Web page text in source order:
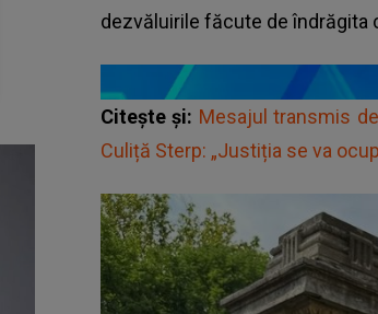
dezvăluirile făcute de îndrăgita
Citește și: Mesajul transmis
Culiță Sterp: „Justiția se va